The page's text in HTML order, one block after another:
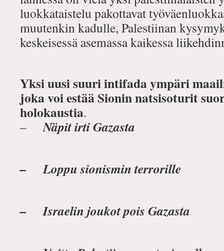
luokkataistelu pakottavat
muutenkin kadulle, Palestiinan
keskeisessä asemassa kaikessa
Yksi uusi suuri intifada ympäri
joka voi estää Sionin natsisoturit
holokaustia.
– Näpit irti Gazasta
– Loppu sionismin terrorille
– Israelin joukot pois Gazasta